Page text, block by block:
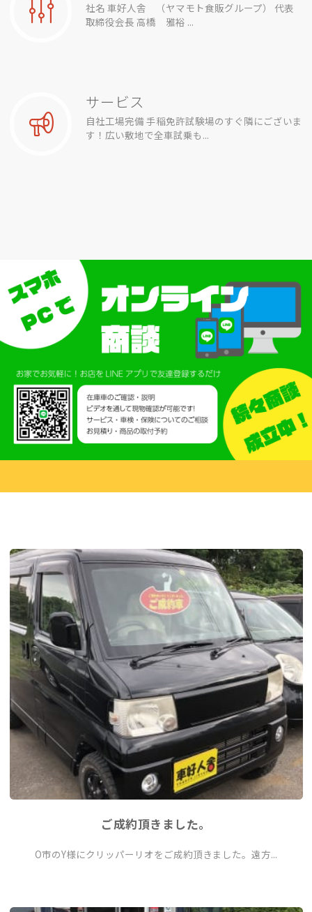
社名 車好人舎 （ヤマモト食販グループ） 代表
取締役会長 高橋 雅裕 ...
サービス
自社工場完備 手稲免許試験場のすぐ隣にございま
す！広い敷地で全車試乗も...
ご成約頂きました。
O市のY様にクリッパーリオをご成約頂きました。遠方...